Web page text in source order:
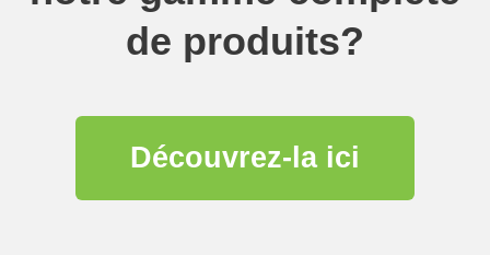
de produits?
Découvrez-la ici